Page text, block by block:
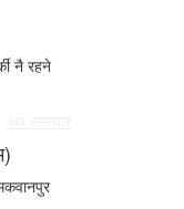
नै रहने